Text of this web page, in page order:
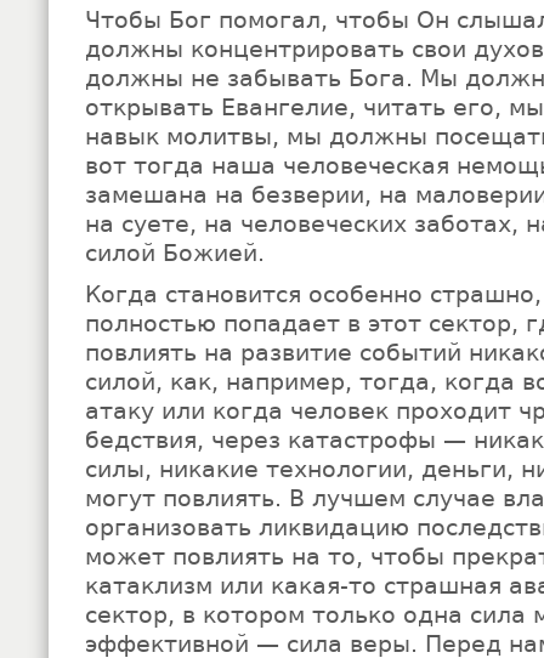
Чтобы Бог помогал, чтобы Он
должны концентрировать свои
должны не забывать Бога. Мы
открывать Евангелие, читать его,
навык молитвы, мы должны
вот тогда наша человеческая
замешана на безверии, на
на суете, на человеческих заботах,
силой Божией.
Когда становится особенно
полностью попадает в этот сектор,
повлиять на развитие событий
силой, как, например, тогда, когда
атаку или когда человек проходит
бедствия, через катастрофы —
силы, никакие технологии, деньги,
могут повлиять. В лучшем случае
организовать ликвидацию
может повлиять на то, чтобы
катаклизм или какая-то страшная
сектор, в котором только одна сила
эффективной — сила веры. Перед